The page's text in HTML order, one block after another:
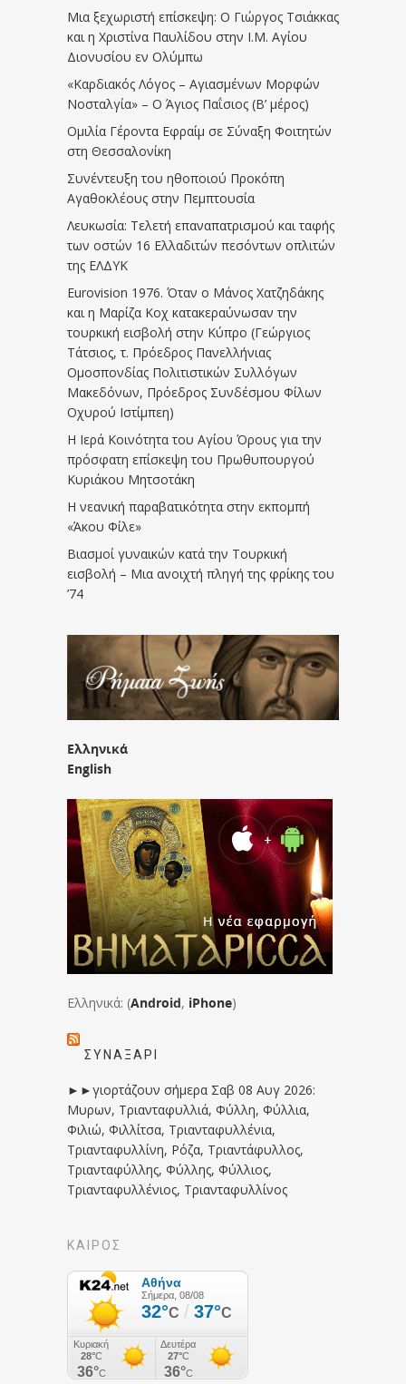
Μια ξεχωριστή επίσκεψη: Ο Γιώργος Τσιάκκας
και η Χριστίνα Παυλίδου στην Ι.Μ. Αγίου
Διονυσίου εν Ολύμπω
«Καρδιακός Λόγος – Αγιασμένων Μορφών
Νοσταλγία» – Ο Άγιος Παΐσιος (Β’ μέρος)
Ομιλία Γέροντα Εφραίμ σε Σύναξη Φοιτητών
στη Θεσσαλονίκη
Συνέντευξη του ηθοποιού Προκόπη
Αγαθοκλέους στην Πεμπτουσία
Λευκωσία: Τελετή επαναπατρισμού και ταφής
των οστών 16 Ελλαδιτών πεσόντων οπλιτών
της ΕΛΔΥΚ
Eurovision 1976. Όταν ο Μάνος Χατζηδάκης
και η Μαρίζα Κοχ κατακεραύνωσαν την
τουρκική εισβολή στην Κύπρο (Γεώργιος
Τάτσιος, τ. Πρόεδρος Πανελλήνιας
Ομοσπονδίας Πολιτιστικών Συλλόγων
Μακεδόνων, Πρόεδρος Συνδέσμου Φίλων
Οχυρού Ιστίμπεη)
Η Ιερά Κοινότητα του Αγίου Όρους για την
πρόσφατη επίσκεψη του Πρωθυπουργού
Κυριάκου Μητσοτάκη
Η νεανική παραβατικότητα στην εκπομπή
«Άκου Φίλε»
Βιασμοί γυναικών κατά την Τουρκική
εισβολή – Μια ανοιχτή πληγή της φρίκης του
’74
Ελληνικά
English
Ελληνικά: (Android, iPhone)
ΣΥΝΑΞΆΡΙ
►►γιορτάζουν σήμερα Σαβ 08 Αυγ 2026:
Μυρων, Τριανταφυλλιά, Φύλλη, Φύλλια,
Φιλιώ, Φιλλίτσα, Τριανταφυλλένια,
Τριανταφυλλίνη, Ρόζα, Τριαντάφυλλος,
Τριανταφύλλης, Φύλλης, Φύλλιος,
Τριανταφυλλένιος, Τριανταφυλλίνος
ΚΑΙΡΟΣ